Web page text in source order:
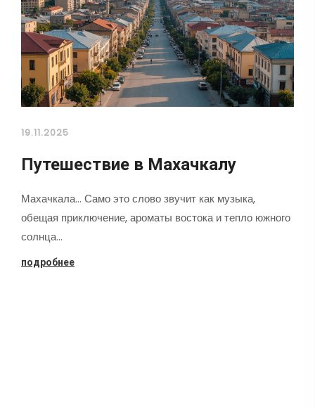
19.11.2025
Путешествие в Махачкалу
Махачкала... Само это слово звучит как музыка,
обещая приключение, ароматы востока и тепло южного
солнца…
подробнее